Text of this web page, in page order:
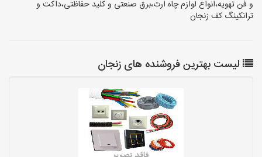
و فن تهویه،انواع لوازم چاه ارت،برق صنعتی و کلید حفاظتی،داکت و
ترانکینگ کف زنجان
لیست بهترین فروشنده های زنجان